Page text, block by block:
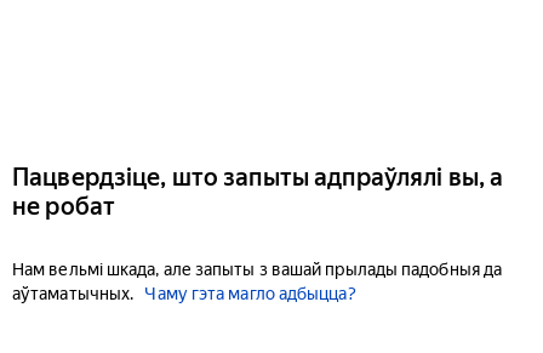
Пацвердзіце, што запыты адпраўлялі вы, а
не робат
Нам вельмі шкада, але запыты з вашай прылады падобныя да
аўтаматычных.
Чаму гэта магло адбыцца?